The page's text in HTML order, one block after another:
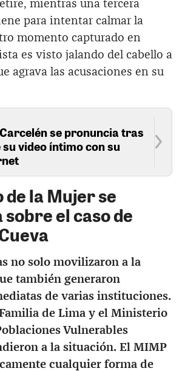
mientras una tercera
para intentar calmar la
momento capturado en
es visto jalando del cabello a
agrava las acusaciones en su
se pronuncia tras
video íntimo con su
la Mujer se
el caso de
no solo movilizaron a la
también generaron
de varias instituciones.
de Lima y el Ministerio
Vulnerables
a la situación. El MIMP
cualquier forma de